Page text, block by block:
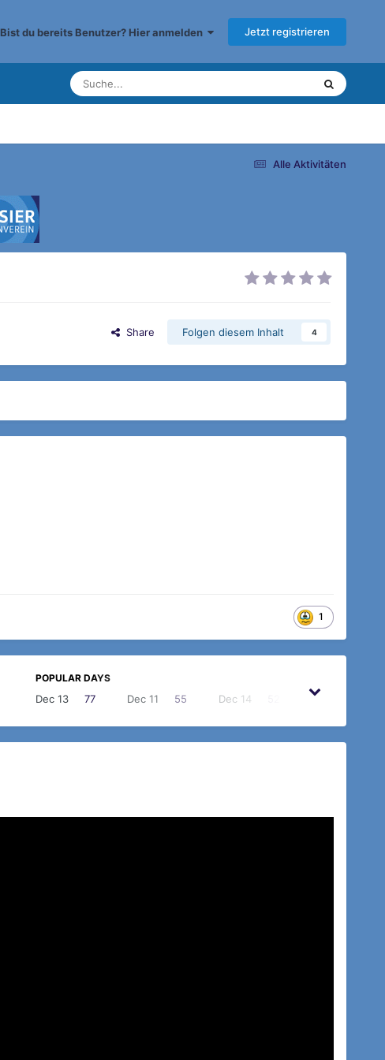
Bist du bereits Benutzer? Hier anmelden Jetzt registrieren
Alle Aktivitäten
Share Folgen diesem Inhalt 4
1
POPULAR DAYS
Dec 13 77 Dec 11 55 Dec 14 Nov 11